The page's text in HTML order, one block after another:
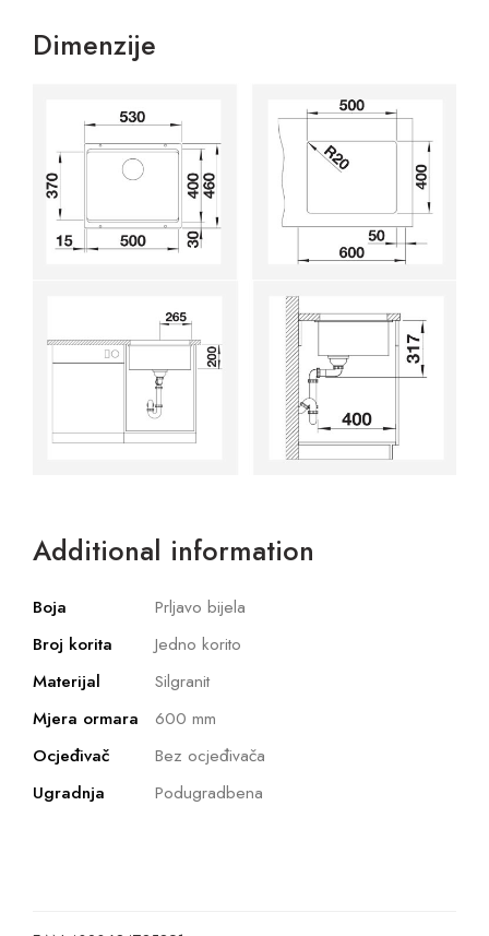
Dimenzije
Additional information
Boja
Prljavo bijela
Broj korita
Jedno korito
Materijal
Silgranit
Mjera ormara
600 mm
Ocjeđivač
Bez ocjeđivača
Ugradnja
Podugradbena